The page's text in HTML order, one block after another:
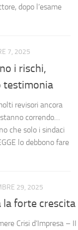
dopo l’esame
7, 2025
i rischi,
testimonia
revisori ancora
correndo…
che solo i sindaci
lo debbono fare
29, 2025
forte
Crisi d’Impresa –